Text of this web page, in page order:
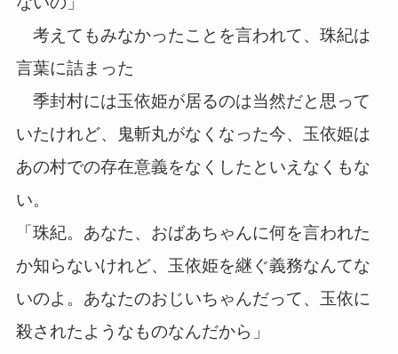
考えてもみなかったことを言われて、珠紀は
言葉に詰まった
季封村には玉依姫が居るのは当然だと思って
いたけれど、鬼斬丸がなくなった今、玉依姫は
あの村での存在意義をなくしたといえなくもな
い。
「珠紀。あなた、おばあちゃんに何を言われた
か知らないけれど、玉依姫を継ぐ義務なんてな
いのよ。あなたのおじいちゃんだって、玉依に
殺されたようなものなんだから」